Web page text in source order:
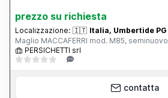
prezzo su richiesta
Localizzazione: 🇮🇹 Italia, Umbertide PG
Maglio MACCAFERRI mod. M85, seminuovo
PERSICHETTI srl
contatta